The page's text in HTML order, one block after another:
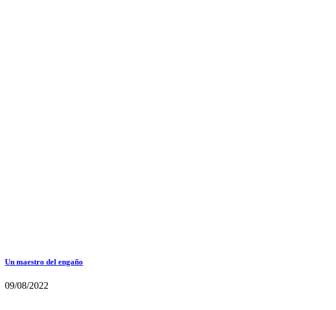
Un maestro del engaño
09/08/2022